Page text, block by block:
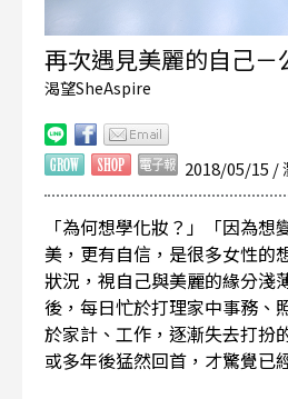
再次遇見美麗的自己－
渴望SheAspire
2018/05/15 /
「為何想學化妝？」「因為
美，更有自信，是很多女性的
狀況，視自己與美麗的緣分淺
後，每日忙於打理家中事務、
於家計、工作，逐漸失去打扮
或多年後猛然回首，才驚覺已